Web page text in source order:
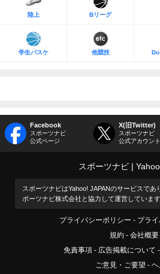
陸上 Bリーグ
学生バスケ 他競技
Facebook
スポーツナビ
公式ページ
X(旧Twitter)
スポーツナビ
公式アカウント
スポーツナビ
スポーツナビはYahoo! JAPANのサービスであ
ポーツナビ株式会社と協力して運営しています
プライバシーポリシー
プラ
規約
会社概要
免責事項
広告掲載について
ご意見・ご要望